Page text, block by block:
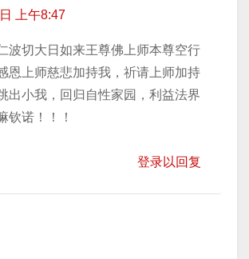
上午8:47
波切大日如来王尊佛上师本尊空行
恩上师慈悲加持我，祈请上师加持
出小我，回归自性家园，利益法界
钦诺！！！
登录以回复